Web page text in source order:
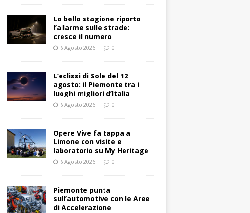
La bella stagione riporta
l’allarme sulle strade:
cresce il numero
6 Agosto 2026 0
L’eclissi di Sole del 12
agosto: il Piemonte tra i
luoghi migliori d’Italia
6 Agosto 2026 0
Opere Vive fa tappa a
Limone con visite e
laboratorio su My Heritage
6 Agosto 2026 0
Piemonte punta
sull’automotive con le Aree
di Accelerazione